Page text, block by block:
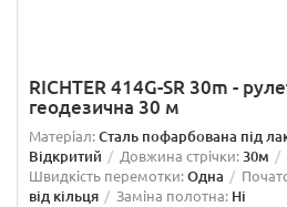
RICHTER 414G-SR 30m -
геодезична 30 м
Матеріал:Сталь пофарбована під
Відкритий Довжина стрічки:30м
Швидкість перемотки:Одна
від кільця
Заміна полотна: Ні